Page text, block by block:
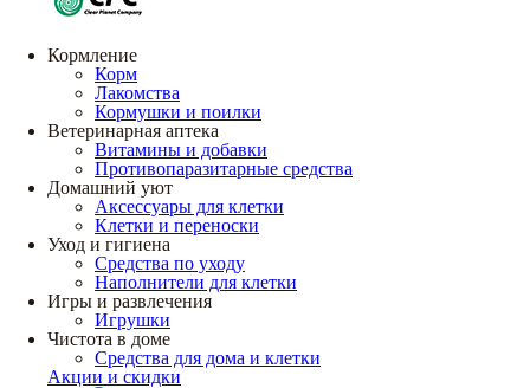
Кормление
Корм
Лакомства
Кормушки и поилки
Ветеринарная аптека
Витамины и добавки
Противопаразитарные средства
Домашний уют
Аксессуары для клетки
Клетки и переноски
Уход и гигиена
Средства по уходу
Наполнители для клетки
Игры и развлечения
Игрушки
Чистота в доме
Средства для дома и клетки
Акции и скидки